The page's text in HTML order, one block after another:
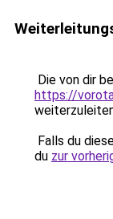
Die von dir
https://
Falls du
du zur